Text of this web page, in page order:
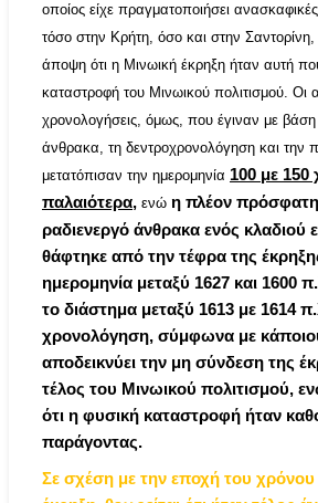
οποίος είχε πραγματοποιήσει
τόσο στην Κρήτη , όσο και στην
άποψη ότι η Μινωική έκρηξη ήταν αυτή
καταστροφή του Μινωικού πολιτισμού Οι
χρονολογήσεις, όμως, που έγιναν με βάση
άνθρακα, τη δεντροχρονολόγηση και την
μετατόπισαν την ημερομηνία 100 με 150
παλαιότερα, ενώ η πλέον
ραδιενεργό άνθρακα ενός κλαδιού
θάφτηκε από την τέφρα της
ημερομηνία μεταξύ 1627 και 1600
το διάστημα μεταξύ 1613 με 1614
χρονολόγηση, σύμφωνα με
αποδεικνύει την μη σύνδεση της
τέλος του Μινωικού πολιτισμού,
ότι η φυσική καταστροφή ήταν
παράγοντας.
Σε σχέση με την εποχή του χρόνου